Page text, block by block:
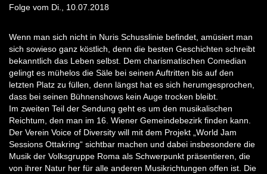
Folge vom Di., 10.07.2018
Wenn man sich nicht in Nuris Schusslinie befindet, amüsiert man
sich sowieso ganz köstlich, denn die besten Geschichten schreibt
bekanntlich das Leben selbst. Dem charismatischen Comedian
gelingt es mühelos die Säle bei seinen Auftritten bis auf den
letzten Platz zu füllen, denn längst hat es sich herumgesprochen,
dass bei seinen Bühnenshows kein Auge trocken bleibt.
Im zweiten Teil der Sendung geht es um den musikalischen
Reichtum, den man im 16. Wiener Gemeindebezirk finden kann.
Der Verein Voice of Diversity will mit dem Projekt „World Jam
Sessions Ottakring“ sichtbar machen und dabei insbesondere die
Musik der Volksgruppe Roma als Schwerpunkt präsentieren, die
von ihrer Natur her für alle anderen Musikrichtungen offen ist. Die